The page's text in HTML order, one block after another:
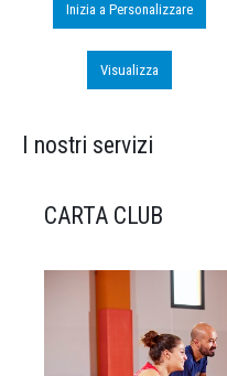
Inizia a Personalizzare
Visualizza
I nostri servizi
CARTA CLUB